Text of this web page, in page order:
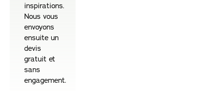
inspirations.
Nous vous
envoyons
ensuite un
devis
gratuit et
sans
engagement.